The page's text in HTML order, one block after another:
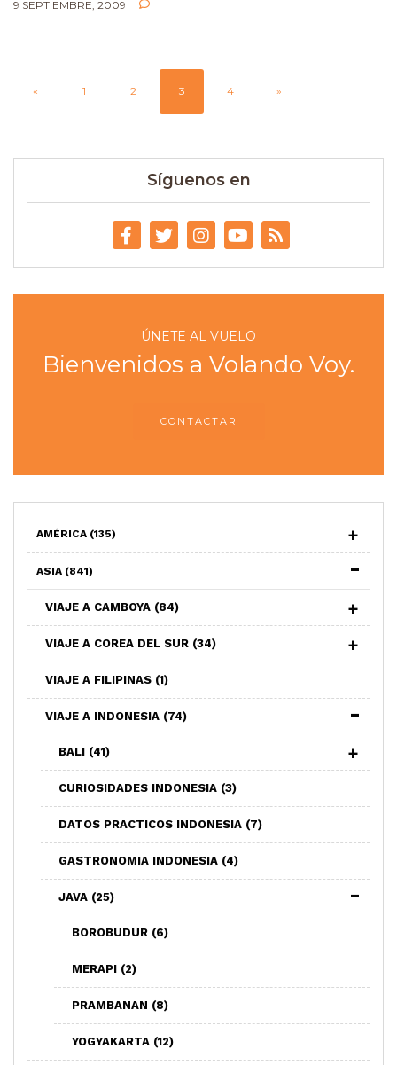
9 SEPTIEMBRE, 2009
« 1 2 3 4 »
Síguenos en
ÚNETE AL VUELO
Bienvenidos a Volando Voy.
CONTACTAR
AMÉRICA (135)
ASIA (841)
VIAJE A CAMBOYA (84)
VIAJE A COREA DEL SUR (34)
VIAJE A FILIPINAS (1)
VIAJE A INDONESIA (74)
BALI (41)
CURIOSIDADES INDONESIA (3)
DATOS PRACTICOS INDONESIA (7)
GASTRONOMIA INDONESIA (4)
JAVA (25)
BOROBUDUR (6)
MERAPI (2)
PRAMBANAN (8)
YOGYAKARTA (12)